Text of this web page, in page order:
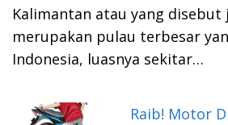
Kalimantan atau yang disebut
merupakan pulau terbesar
Indonesia, luasnya sekitar…
Raib! Motor